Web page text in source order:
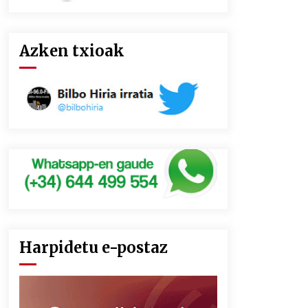
Azken txioak
Harpidetu e-postaz